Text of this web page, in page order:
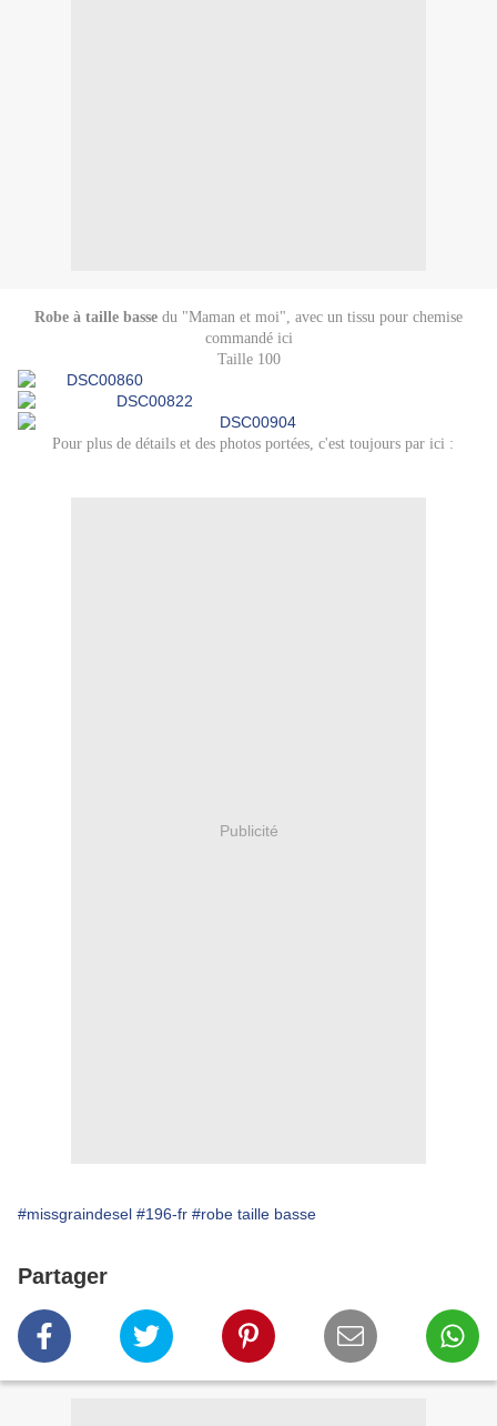
Robe à taille basse du "Maman et moi", avec un tissu pour chemise
commandé ici
Taille 100
Pour plus de détails et des photos portées, c'est toujours par ici :
Publicité
#missgraindesel #196-fr #robe taille basse
Partager